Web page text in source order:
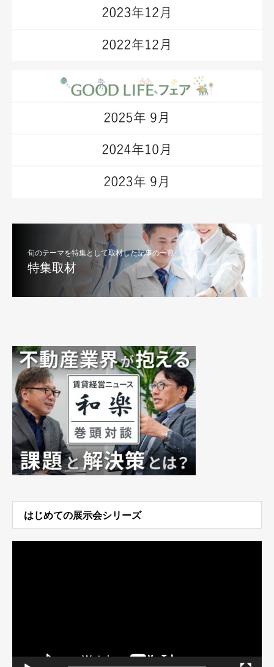
旬のテーマを特集として取材した記事の一覧
特集取材
はじめての展示会シリーズ